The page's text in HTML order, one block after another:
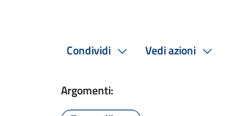
Condividi Vedi azioni
Argomenti: